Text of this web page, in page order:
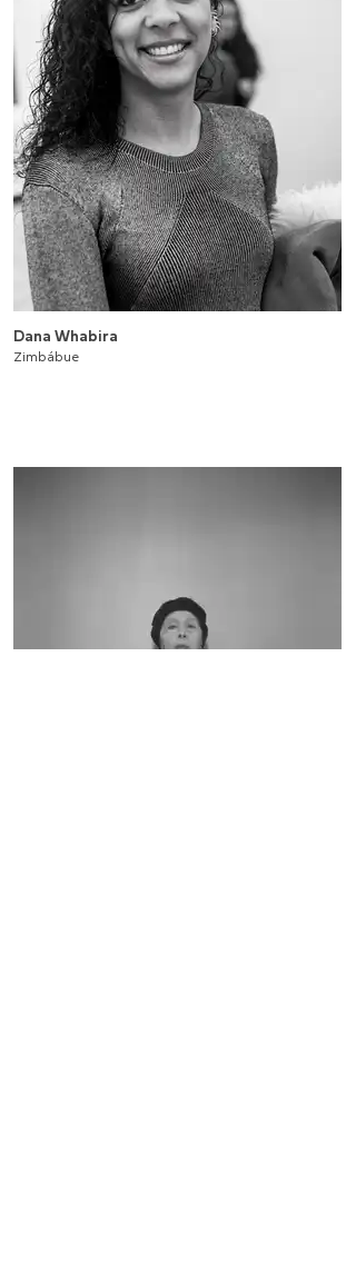
Dana Whabira
Zimbábue